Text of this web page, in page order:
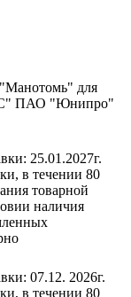
для
ПАО "Юнипро"
25.01.2027г.
в течении 80
товарной
наличия
07.12. 2026г.
в течении 80